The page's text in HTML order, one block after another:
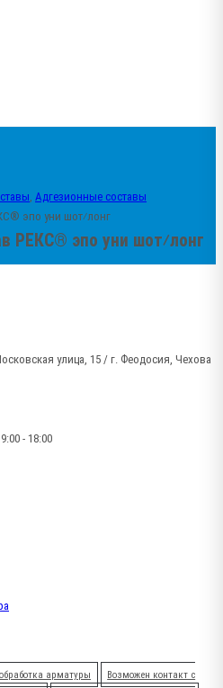
Адгезионные составы
эпо уни шот⁄лонг
РЕКС® эпо уни шот⁄лонг
улица, 15 / г. Феодосия, Чехова
- 18:00
арматуры
Возможен контакт с